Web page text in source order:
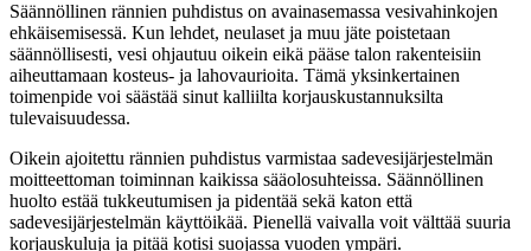
Säännöllinen rännien puhdistus on avainasemassa vesivahinkojen
ehkäisemisessä. Kun lehdet, neulaset ja muu jäte poistetaan
säännöllisesti, vesi ohjautuu oikein eikä pääse talon rakenteisiin
aiheuttamaan kosteus- ja lahovaurioita. Tämä yksinkertainen
toimenpide voi säästää sinut kalliilta korjauskustannuksilta
tulevaisuudessa.
Oikein ajoitettu rännien puhdistus varmistaa sadevesijärjestelmän
moitteettoman toiminnan kaikissa sääolosuhteissa. Säännöllinen
huolto estää tukkeutumisen ja pidentää sekä katon että
sadevesijärjestelmän käyttöikää. Pienellä vaivalla voit välttää suuria
korjauskuluja ja pitää kotisi suojassa vuoden ympäri.